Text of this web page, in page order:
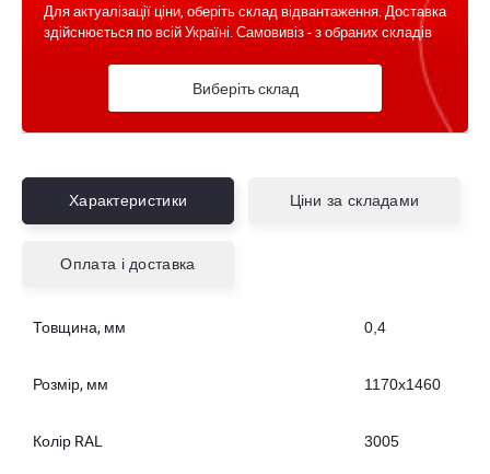
Для актуалізації ціни, оберіть склад відвантаження. Доставка
здійснюється по всій Україні. Самовивіз - з обраних складів
Виберіть склад
Характеристики Ціни за складами
Оплата і доставка
Товщина, мм 0,4
Розмір, мм 1170х1460
Колір RAL 3005